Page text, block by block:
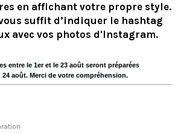
en affichant votre propre style.
suffit d’indiquer le hashtag
avec vos photos d'Instagram.
entre le 1er et le 23 août seront préparées
24 août. Merci de votre compréhension.